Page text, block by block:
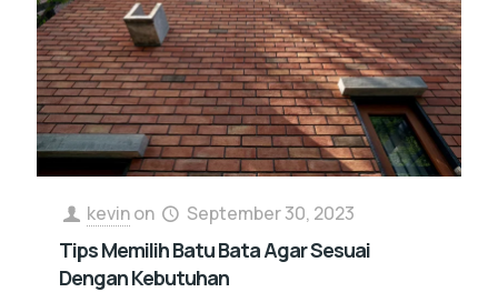
kevinon September 30, 2023
Tips Memilih Batu Bata Agar Sesuai
Dengan Kebutuhan